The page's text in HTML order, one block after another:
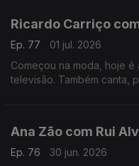
Ricardo Carriço
Ep. 77
01 jul. 2026
Começou na moda, hoje
televisão. Também canta,
Ana Zão com Rui
Ep. 76
30 jun. 2026